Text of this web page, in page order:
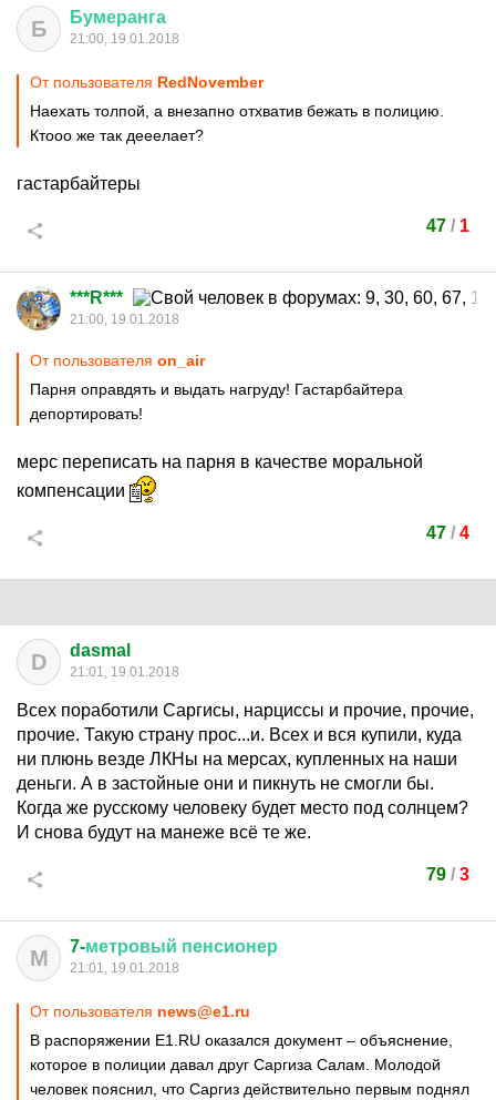
Б Бумеранга
21:00, 19.01.2018
От пользователя RedNovember
Наехать толпой, а внезапно отхватив бежать в полицию.
Ктооо же так дееелает?
гастарбайтеры
47 / 1
***R***
21:00, 19.01.2018
От пользователя on_аir
Парня оправдять и выдать нагруду! Гастарбайтера
депортировать!
мерс переписать на парня в качестве моральной
компенсации
47 / 4
D dasmal
21:01, 19.01.2018
Всех поработили Саргисы, нарциссы и прочие, прочие,
прочие. Такую страну прос...и. Всех и вся купили, куда
ни плюнь везде ЛКНы на мерсах, купленных на наши
деньги. А в застойные они и пикнуть не смогли бы.
Когда же русскому человеку будет место под солнцем?
И снова будут на манеже всё те же.
79 / 3
М 7-метровый пенсионер
21:01, 19.01.2018
От пользователя news@e1.ru
В распоряжении Е1.RU оказался документ – объяснение,
которое в полиции давал друг Саргиза Салам. Молодой
человек пояснил, что Саргиз действительно первым поднял